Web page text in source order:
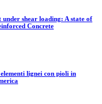
shear loading: A state of
Concrete
lignei con pioli in